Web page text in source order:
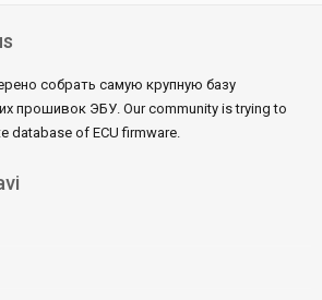
собрать самую крупную базу
прошивок ЭБУ. Our community is trying to
database of ECU firmware.